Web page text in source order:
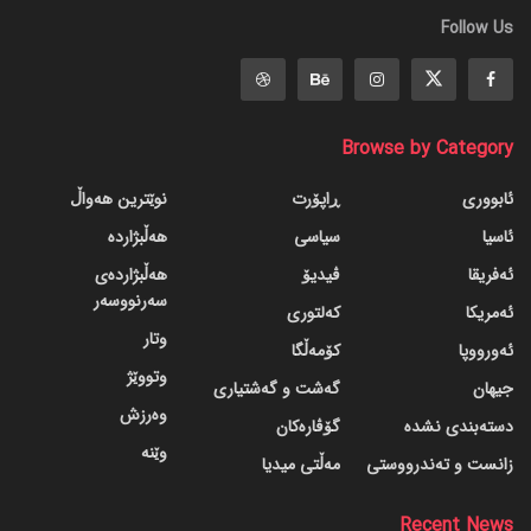
Follow Us
Browse by Category
ئابووری
ئاسیا
ئەفریقا
ئەمریکا
ئەورووپا
جیهان
دسته‌بندی نشده
زانست و تەندرووستی
ڕاپۆرت
سیاسی
ڤیدیۆ
کەلتوری
کۆمەڵگا
گه‌شت و گه‌شتیاری
گۆڤاره‌کان
مەڵتی میدیا
نوێترین هەواڵ
هەڵبژاردە
هەڵبژاردەی
سەرنووسەر
وتار
وتووێژ
وەرزش
وێنە